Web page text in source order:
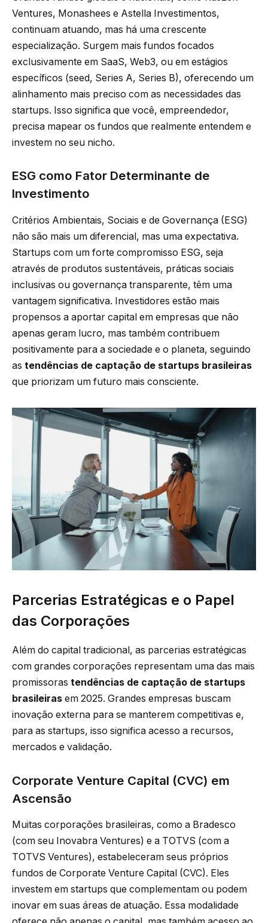
Ventures, Monashees e Astella Investimentos,
continuam atuando, mas há uma crescente
especialização. Surgem mais fundos focados
exclusivamente em SaaS, Web3, ou em estágios
específicos (seed, Series A, Series B), oferecendo um
alinhamento mais preciso com as necessidades das
startups. Isso significa que você, empreendedor,
precisa mapear os fundos que realmente entendem e
investem no seu nicho.
ESG como Fator Determinante de
Investimento
Critérios Ambientais, Sociais e de Governança (ESG)
não são mais um diferencial, mas uma expectativa.
Startups com um forte compromisso ESG, seja
através de produtos sustentáveis, práticas sociais
inclusivas ou governança transparente, têm uma
vantagem significativa. Investidores estão mais
propensos a aportar capital em empresas que não
apenas geram lucro, mas também contribuem
positivamente para a sociedade e o planeta, seguindo
as tendências de captação de startups brasileiras
que priorizam um futuro mais consciente.
Parcerias Estratégicas e o Papel
das Corporações
Além do capital tradicional, as parcerias estratégicas
com grandes corporações representam uma das mais
promissoras tendências de captação de startups
brasileiras em 2025. Grandes empresas buscam
inovação externa para se manterem competitivas e,
para as startups, isso significa acesso a recursos,
mercados e validação.
Corporate Venture Capital (CVC) em
Ascensão
Muitas corporações brasileiras, como a Bradesco
(com seu Inovabra Ventures) e a TOTVS (com a
TOTVS Ventures), estabeleceram seus próprios
fundos de Corporate Venture Capital (CVC). Eles
investem em startups que complementam ou podem
inovar em suas áreas de atuação. Essa modalidade